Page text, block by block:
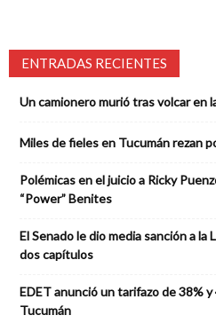
ENTRADAS RECIENTES
Un camionero murió tras volcar en
Miles de fieles en Tucumán rezan
Polémicas en el juicio a Ricky
“Power” Benites
El Senado le dio media sanción a la
dos capítulos
EDET anunció un tarifazo de 38%
Tucumán